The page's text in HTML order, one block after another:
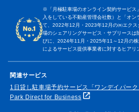
※「月極駐車場のオンライン契約サービス
入をしている不動産管理会社数）と「オ
て、2022年12月・2023年12月の㈱エクス
場のシェアリングサービス・サブリースは
びに、2024年11月・2025年11～12月の
によるサービス提供事業者に対するヒアリ
関連サービス
1日貸し駐車場予約サービス「ワンデイパーク
Park Direct for Business